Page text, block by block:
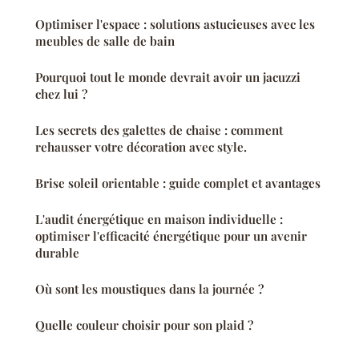
Optimiser l'espace : solutions astucieuses avec les
meubles de salle de bain
Pourquoi tout le monde devrait avoir un jacuzzi
chez lui ?
Les secrets des galettes de chaise : comment
rehausser votre décoration avec style.
Brise soleil orientable : guide complet et avantages
L'audit énergétique en maison individuelle :
optimiser l'efficacité énergétique pour un avenir
durable
Où sont les moustiques dans la journée ?
Quelle couleur choisir pour son plaid ?